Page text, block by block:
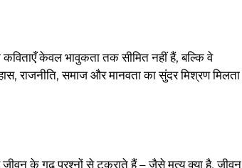
केवल भावुकता तक सीमित नहीं हैं, बल्कि वे
राजनीति, समाज और मानवता का सुंदर मिश्रण मिलता
जीवन के गूढ़ प्रश्नों से टकराते हैं – जैसे मृत्यु क्या है, जीवन